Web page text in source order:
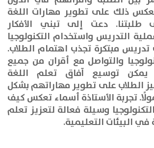
ذلك على تطوير مهارات اللغة
طلبتنا. دعت إلى تبني الأفكار
التدريس واستخدام التكنولوجيا
تدريس مبتكرة تجذب اهتمام الطلاب.
والتواصل مع أقران من جميع
يمكن توسيع آفاق تعلم اللغة
الطلاب على تطوير مهاراتهم بشكل
تجربة الأستاذة أسماء تعكس كيف
وسيلة فعالة لتعزيز تعلم
في البيئات التعليمية.